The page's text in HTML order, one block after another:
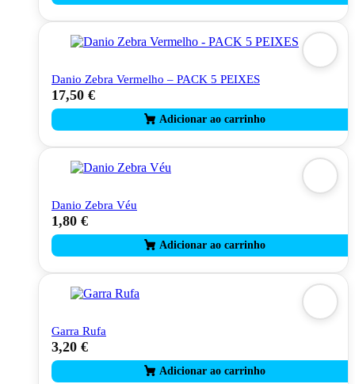
Danio Zebra Vermelho – PACK 5 PEIXES
17,50 €
Danio Zebra Véu
1,80 €
Garra Rufa
3,20 €